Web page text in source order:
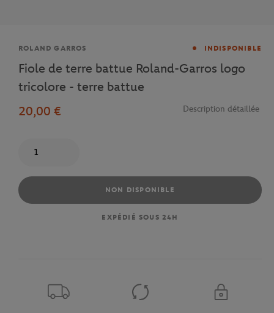
Marque
ROLAND GARROS INDISPONIBLE
Fiole de terre battue Roland-Garros logo
tricolore - terre battue
20,00 €
Description détaillée
NON DISPONIBLE
EXPÉDIÉ SOUS 24H